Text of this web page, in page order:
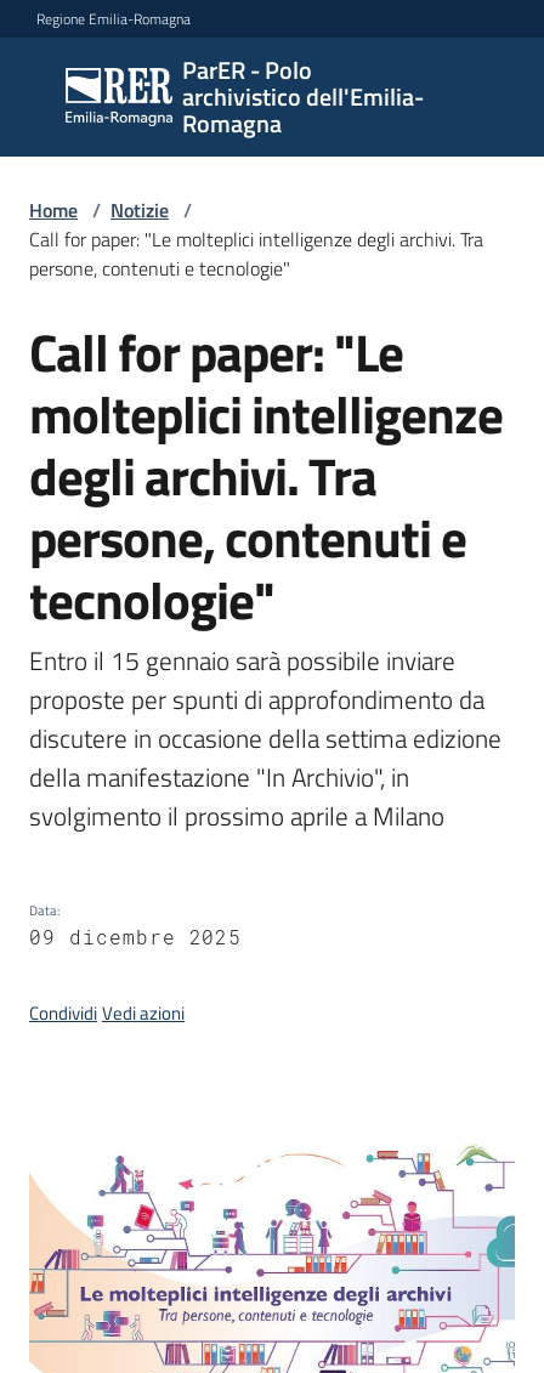
Vai al contenuto
Vai alla navigazione
Vai al footer
Regione Emilia-Romagna
ParER - Polo
archivistico dell'Emilia-
Romagna
ParER -
Polo
archivistico
Romagna
archivistico
Archivio
storico
Conservazione
Contatti
Seguici
su
Home / Notizie /
Call for paper: "Le molteplici intelligenze degli archivi. Tra
persone, contenuti e tecnologie"
Salta al contenuto
Call for paper: "Le
molteplici intelligenze
degli archivi. Tra
persone, contenuti e
tecnologie"
Entro il 15 gennaio sarà possibile inviare
proposte per spunti di approfondimento da
discutere in occasione della settima edizione
della manifestazione "In Archivio", in
svolgimento il prossimo aprile a Milano
Data:
09 dicembre 2025
CondividiVedi azioni
Introduzione